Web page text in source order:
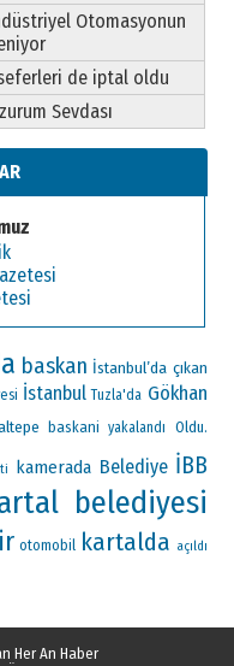
Otomasyonun
de iptal oldu
Sevdası
baskan İstanbul’da çıkan
İstanbul Tuzla'da Gökhan
baskani yakalandı Oldu.
kamerada Belediye İBB
belediyesi
otomobil kartalda açıldı
Her An Haber